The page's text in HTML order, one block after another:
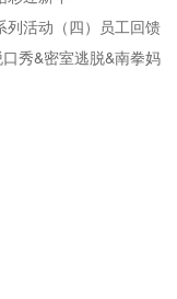
列活动（四）员工回馈
秀&密室逃脱&南拳妈